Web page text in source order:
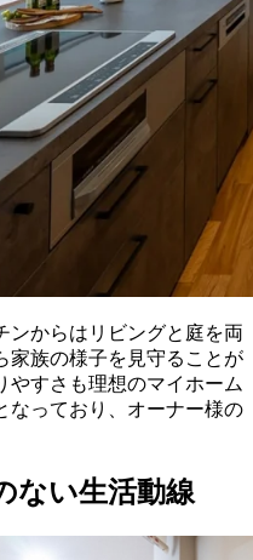
ンからはリビングと庭を両
家族の様子を見守ることが
やすさも理想のマイホーム
なっており、オーナー様の
ない生活動線